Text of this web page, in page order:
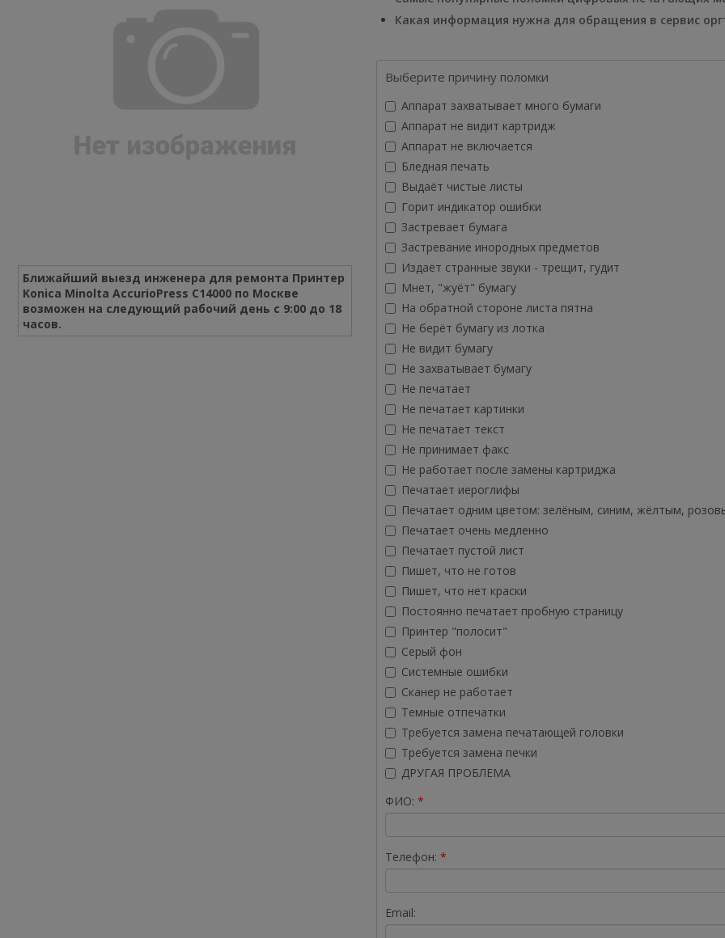
Ближайший выезд инженера для ремонта Принтер
Konica Minolta AccurioPress C14000 по Москве
возможен на следующий рабочий день с 9:00 до 18
часов.
Какая информация нужна для обращения в сервис
Выберите причину поломки
Аппарат захватывает много бумаги
Аппарат не видит картридж
Аппарат не включается
Бледная печать
Выдаёт чистые листы
Горит индикатор ошибки
Застревает бумага
Застревание инородных предметов
Издаёт странные звуки - трещит, гудит
Мнет, "жуёт" бумагу
На обратной стороне листа пятна
Не берёт бумагу из лотка
Не видит бумагу
Не захватывает бумагу
Не печатает
Не печатает картинки
Не печатает текст
Не принимает факс
Не работает после замены картриджа
Печатает иероглифы
Печатает одним цветом: зелёным, синим, жёлтым,
Печатает очень медленно
Печатает пустой лист
Пишет, что не готов
Пишет, что нет краски
Постоянно печатает пробную страницу
Принтер "полосит"
Серый фон
Системные ошибки
Сканер не работает
Темные отпечатки
Требуется замена печатающей головки
Требуется замена печки
ДРУГАЯ ПРОБЛЕМА
ФИО:
Телефон:
Email: